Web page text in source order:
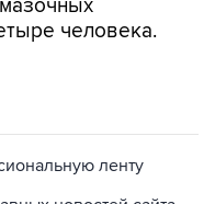
человека.
ленту